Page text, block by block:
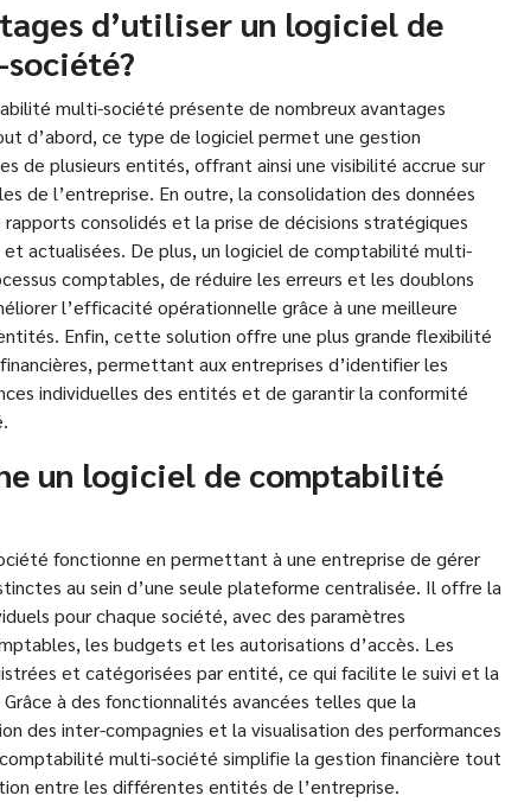
d’utiliser un logiciel de
multi-société présente de nombreux avantages
d’abord, ce type de logiciel permet une gestion
de plusieurs entités, offrant ainsi une visibilité accrue sur
de l’entreprise. En outre, la consolidation des données
consolidés et la prise de décisions stratégiques
actualisées. De plus, un logiciel de comptabilité multi-
comptables, de réduire les erreurs et les doublons
l’efficacité opérationnelle grâce à une meilleure
Enfin, cette solution offre une plus grande flexibilité
permettant aux entreprises d’identifier les
individuelles des entités et de garantir la conformité
un logiciel de comptabilité
fonctionne en permettant à une entreprise de gérer
au sein d’une seule plateforme centralisée. Il offre la
pour chaque société, avec des paramètres
les budgets et les autorisations d’accès. Les
et catégorisées par entité, ce qui facilite le suivi et la
à des fonctionnalités avancées telles que la
des inter-compagnies et la visualisation des performances
multi-société simplifie la gestion financière tout
entre les différentes entités de l’entreprise.